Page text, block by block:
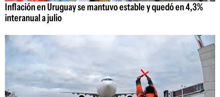
Inflación en Uruguay se mantuvo estable y quedó en 4,3%
interanual a julio